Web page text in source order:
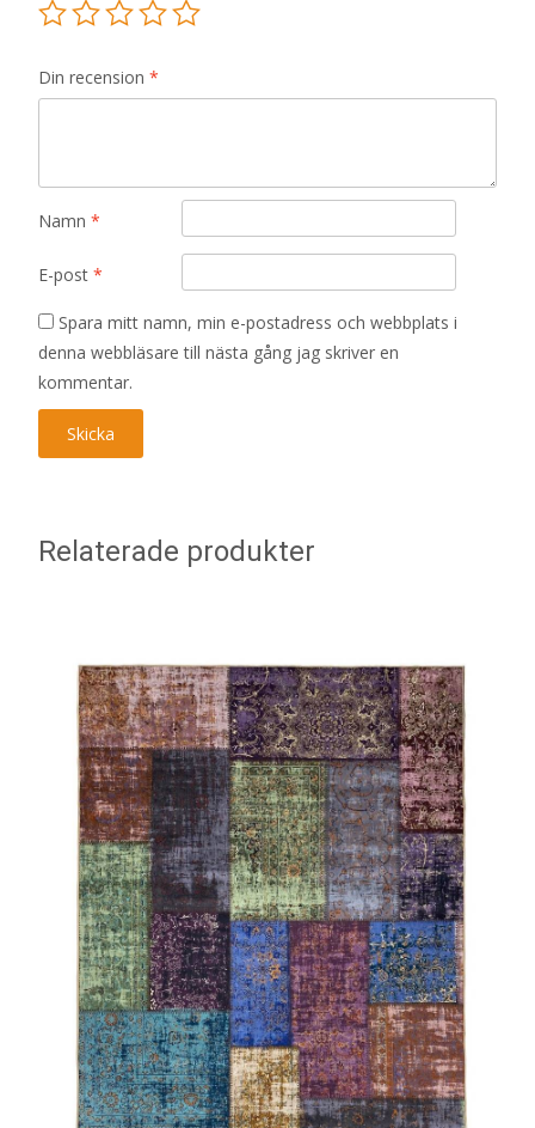
Din recension *
Namn *
E-post *
Spara mitt namn, min e-postadress och webbplats i
denna webbläsare till nästa gång jag skriver en
kommentar.
Relaterade produkter